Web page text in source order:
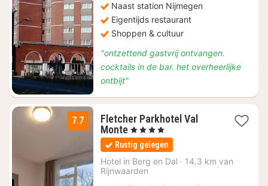
153,10
Naast station Nijmegen
Eigentijds restaurant
Shoppen & cultuur
"ontzettend gastvrij ontvangen.
cocktails in de bar. het overheerlijke
ontbijt"
7.7
Fletcher Parkhotel Val
Monte2
nachten
vanaf
€
125
, 4 Sterren
Rustig gelegen
Hotel in Berg en Dal · 14.3 km van
Rijnwaarden